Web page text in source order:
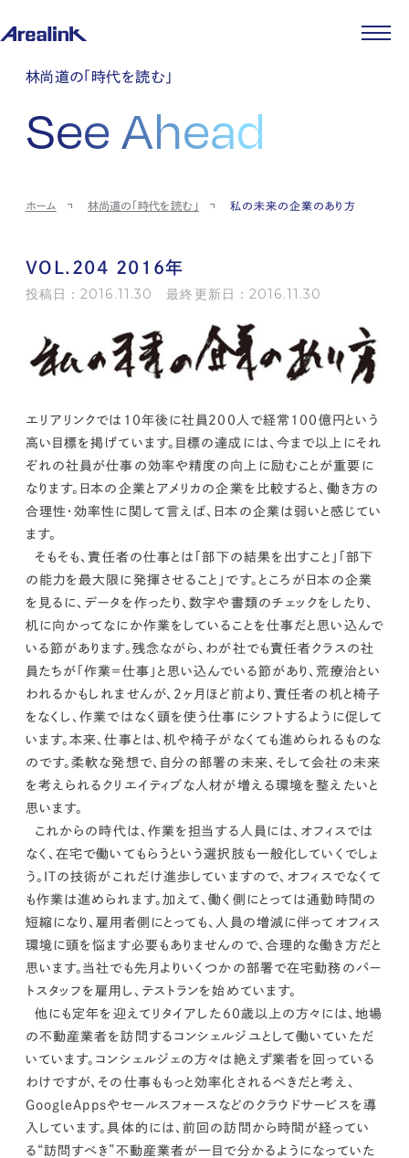
企業情報
企業理念
会社概要
コーポレートガバナンス
ストレージ事業
パートナー制度
土地権利整備事業
IR情報
IRカレンダー
IRポリシー
ストレージ室数実績
個人投資家の皆様へ
よくある質問・用語集
IRメール登録
ニュース
商品情報
先輩社員インタビュー
中途採用
お問い合わせ
kur
土地活用
エリアリンクグループ ジャパントランクル
カスタマーハラスメントポリ
シー
プライバシーポリシー
情報セキュリティ・DX方針及び戦略サイトマップ
©2025 AREALINK.
林尚道の「時代を読む」
See Ahead
ホーム 林尚道の「時代を読む」 私の未来の企業のあり方
VOL.204 2016年
投稿日：2016.11.30 最終更新日：2016.11.30
エリアリンクでは10年後に社員200人で経常100億円という
高い目標を掲げています。目標の達成には、 今まで以上にそれ
ぞれの社員が仕事の効率や精度の向上に励むことが重要に
なります。 日本の企業とアメリカの企業を比較すると、働き方の
合理性・効率性に関して言えば、日本の企業は弱いと感じてい
ます。
そもそも、責任者の仕事とは「部下の結果を出すこと」「部下
の能力を最大限に発揮させること」 です。ところが日本の企業
を見るに、データを作ったり、数字や書類のチェックをしたり、
机に向かってなにか作業をしていることを仕事だと思い込んで
いる節があります。残念ながら、わが社でも責任者クラスの社
員たちが「作業＝仕事」と思い込んでいる節があり、荒療治とい
われるかもしれませんが、2ヶ月ほど前より、責任者の机と椅子
をなくし、作業ではなく頭を使う仕事にシフトするように促して
います。本来、仕事とは、机や椅子がなくても進められるものな
のです。柔軟な発想で、自分の部署の未来、そして会社の未来
を考えられるクリエイティブな人材が増える環境を整えたいと
思います。
これからの時代は、 作業を担当する人員には、オフィスでは
なく、在宅で働いてもらうという選択肢も一般化していくでしょ
う。 ITの技術がこれだけ進歩していますので、オフィスでなくて
も作業は進められます。加えて、働く側にとっては通勤時間の
短縮になり、雇用者側にとっても、人員の増減に伴ってオフィス
環境に頭を悩ます必要もありませんので、合理的な働き方だと
思います。当社でも先月よりいくつかの部署で在宅勤務のパー
トスタッフを雇用し、テストランを始めています。
他にも定年を迎えてリタイアした60歳以上の方々には、地場
の不動産業者を訪問するコンシェルジユとして働いていただ
いています。コンシェルジェの方々は絶えず業者を回っている
わけですが、その仕事ももっと効率化されるべきだと考え、
GoogleAppsやセールスフォースなどのクラウドサービスを導
入しています。具体的には、前回の訪問から時間が経ってい
る“訪問すべき”不動産業者が一目で分かるようになっていた